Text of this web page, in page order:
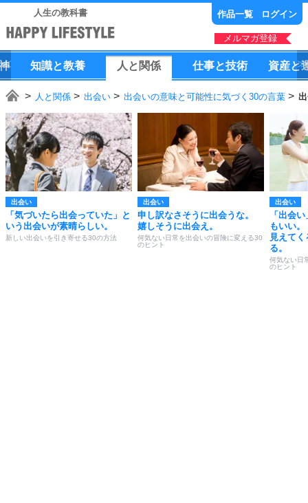
人生の教科書 作品一覧 ログイン
メルマガ登録
知識と教養 人 と 関係 仕事と技術 資産と
人と関係 出会い 出会いの意味と可能性に気づく30の言葉
出会い
「気づいたら出会っていた」と
いう出会いが素晴らしい。
新しい出会いを引き寄せる30の方法
出会い
申し訳なさそうに出会うな。
嬉しそうに出会え。
何気ない日常を出会いの冒険に変える30
のヒント
出会い
「出会
もいい。
見えて
る。
何気ない日
のヒント